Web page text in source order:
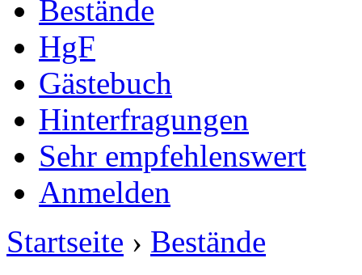
Bestände
HgF
Gästebuch
Hinterfragungen
Sehr empfehlenswert
Anmelden
Startseite › Bestände